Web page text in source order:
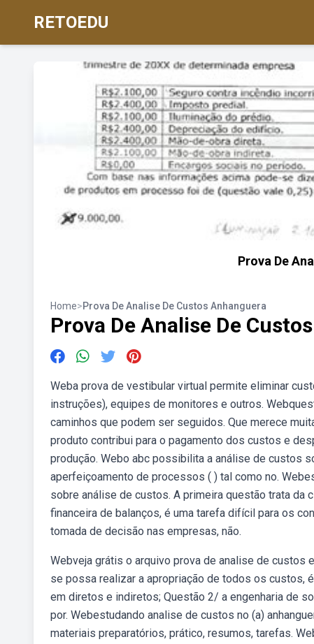
RETOEDU
Prova De
Home>Prova De Analise De Custos Anhanguera
Prova De Analise De
Weba prova de vestibular virtual permite eliminar
instruções), equipes de monitores e outros.
caminhos que podem ser seguidos. Que merece
produto contribui para o pagamento dos custos e
produção. Webo abc possibilita a análise de custos
aperfeiçoamento de processos ( ) tal como no.
sobre análise de custos. A primeira questão trata
financeira de balanços, é uma tarefa difícil para os
tomada de decisão nas empresas, não.
Webveja grátis o arquivo prova de analise de custos
se possa realizar a apropriação de todos os custos,
em diretos e indiretos; Questão 2/ a engenharia de
por. Webestudando analise de custos no (a)
materiais preparatórios, prático, resumos, tarefas.